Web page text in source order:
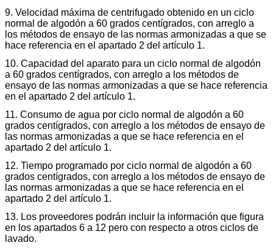
9. Velocidad máxima de centrifugado obtenido en un ciclo
normal de algodón a 60 grados centígrados, con arreglo a
los métodos de ensayo de las normas armonizadas a que se
hace referencia en el apartado 2 del artículo 1.
10. Capacidad del aparato para un ciclo normal de algodón
a 60 grados centígrados, con arreglo a los métodos de
ensayo de las normas armonizadas a que se hace referencia
en el apartado 2 del artículo 1.
11. Consumo de agua por ciclo normal de algodón a 60
grados centígrados, con arreglo a los métodos de ensayo de
las normas armonizadas a que se hace referencia en el
apartado 2 del artículo 1.
12. Tiempo programado por ciclo normal de algodón a 60
grados centígrados, con arreglo a los métodos de ensayo de
las normas armonizadas a que se hace referencia en el
apartado 2 del artículo 1.
13. Los proveedores podrán incluir la información que figura
en los apartados 6 a 12 pero con respecto a otros ciclos de
lavado.